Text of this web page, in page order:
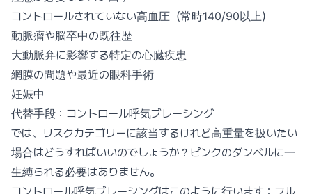
コントロールされていない高血圧（常時140/90以上）
動脈瘤や脳卒中の既往歴
大動脈弁に影響する特定の心臓疾患
網膜の問題や最近の眼科手術
妊娠中
代替手段：コントロール呼気ブレーシング
では、リスクカテゴリーに該当するけれど高重量を扱いたい
場合はどうすればいいのでしょうか？ピンクのダンベルに一
生縛られる必要はありません。
コントロール呼気ブレーシングはこのように行います：フル